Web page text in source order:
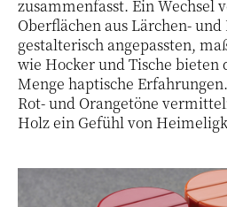
zusammenfasst. Ein Wechsel
Oberflächen aus Lärchen-
gestalterisch angepassten,
wie Hocker und Tische bieten
Menge haptische
Rot- und Orangetöne
Holz ein Gefühl von